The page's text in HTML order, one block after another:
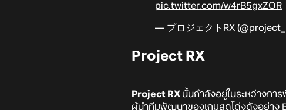
pic.twitter.com/w4rB5gxZOR
— プロジェクトRX
Project RX
Project RX นั้นกำลังอยู่ในระหว่างกา
ผู้นำทีมพัฒนาของเกมสุดโด่งดังอย่าง